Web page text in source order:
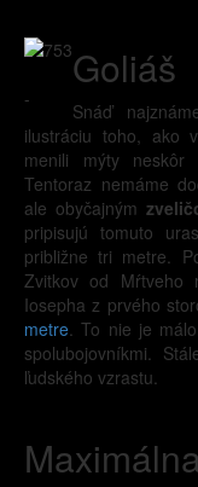
-
Goliáš
Snáď
ilustráciu toho, ako
menili mýty neskôr
Tentoraz nemáme
ale obyčajným
pripisujú tomuto
približne tri metre.
Zvitkov od Mŕtveho
Iosepha z prvého
metre . To nie je
spolubojovníkmi.
ľudského vzrastu.